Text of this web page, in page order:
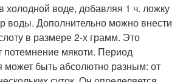
холодной воде, добавляя 1 ч. ложку
воды. Дополнительно можно внести
в размере 2-х грамм. Это
потемнение мякоти. Период
быть абсолютно разным: от